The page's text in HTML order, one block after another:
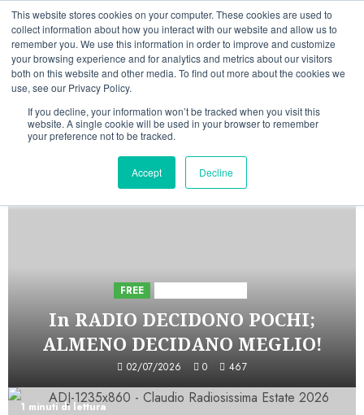
This website stores cookies on your computer. These cookies are used to
collect information about how you interact with our website and allow us to
remember you. We use this information in order to improve and customize
your browsing experience and for analytics and metrics about our visitors
both on this website and other media. To find out more about the cookies we
use, see our Privacy Policy.
If you decline, your information won’t be tracked when you visit this
website. A single cookie will be used in your browser to remember
your preference not to be tracked.
Accept Decline
Vai
contenuto
08/08/202622:43:18
LinkedinFacebook
X TelegramWhatsappMastodon
INIZIATIVE ASTORRI
FREE
In RADIO DECIDONO POCHI;
ALMENO DECIDANO MEGLIO!
02/07/2026 0 467
1 minuti di lettura